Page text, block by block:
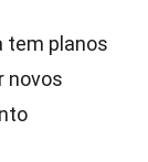
tem planos
novos